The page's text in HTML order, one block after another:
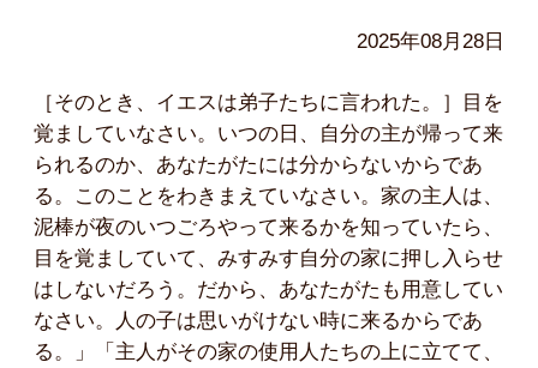
2025年08月28日
［そのとき、イエスは弟子たちに言われた。］目を
覚ましていなさい。いつの日、自分の主が帰って来
られるのか、あなたがたには分からないからであ
る。このことをわきまえていなさい。家の主人は、
泥棒が夜のいつごろやって来るかを知っていたら、
目を覚ましていて、みすみす自分の家に押し入らせ
はしないだろう。だから、あなたがたも用意してい
なさい。人の子は思いがけない時に来るからであ
る。」「主人がその家の使用人たちの上に立てて、